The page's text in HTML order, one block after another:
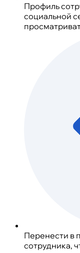
Профиль
социальной
Перенести в
сотрудника,